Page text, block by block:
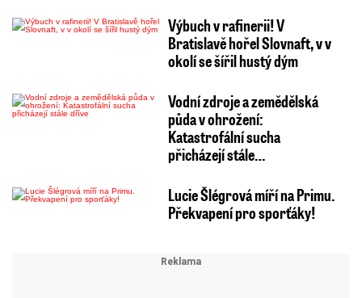
Výbuch v rafinerii! V
Bratislavě hořel Slovnaft, v v
okolí se šířil hustý dým
Vodní zdroje a zemědělská
půda v ohrožení:
Katastrofální sucha
přicházejí stále…
Lucie Šlégrová míří na Primu.
Překvapení pro sporťáky!